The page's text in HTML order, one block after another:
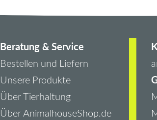
Beratung & Service
Bestellen und Liefern
Unsere Produkte
Über Tierhaltung
Über AnimalhouseShop.de